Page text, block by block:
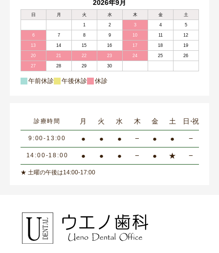
2026年9月
日 月 火 水 木 金 土
1 2 3 4 5
6 7 8 9 10 11 12
13 14 15 16 17 18 19
20 21 22 23 24 25 26
27 28 29 30
午前休診 午後休診 休診
診療時間 月 火 水 木 金 土 日・祝
9:00-13:00 ● ● ● − ● ● −
14:00-18:00 ● ● ● − ● ★ −
★ 土曜の午後は14:00-17:00